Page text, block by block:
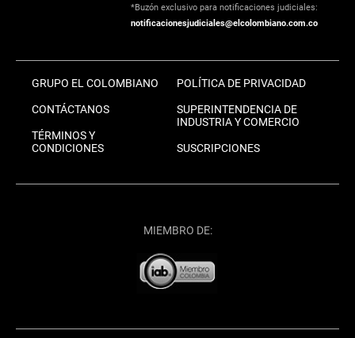
*Buzón exclusivo para notificaciones judiciales:
notificacionesjudiciales@elcolombiano.com.co
GRUPO EL COLOMBIANO
CONTÁCTANOS
TÉRMINOS Y
CONDICIONES
POLÍTICA DE PRIVACIDAD
SUPERINTENDENCIA DE
INDUSTRIA Y COMERCIO
SUSCRIPCIONES
MIEMBRO DE: